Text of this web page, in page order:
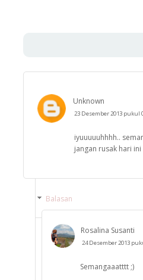
Unknown
23 Desember 2013 pukul
iyuuuuuhhhh..
jangan rusak hari
Balasan
Rosalina Susanti
24 Desember 2013
Semangaaatttt ;)